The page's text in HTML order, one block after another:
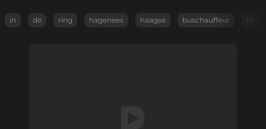
in de ring hagenees haagse buschauffeur reis